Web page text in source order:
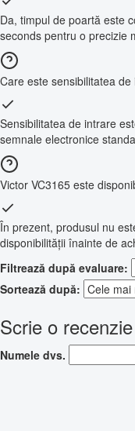
Da, timpul de poartă este
seconds pentru o precizie
Care este sensibilitatea
Sensibilitatea de intrare
semnale electronice
Victor VC3165 este
În prezent, produsul nu
disponibilității înainte de
Filtrează după evaluare:
Sortează după:
Scrie o
Numele dvs.